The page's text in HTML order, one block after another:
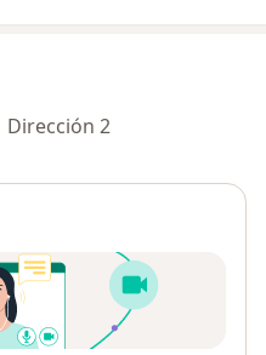
Dirección 2